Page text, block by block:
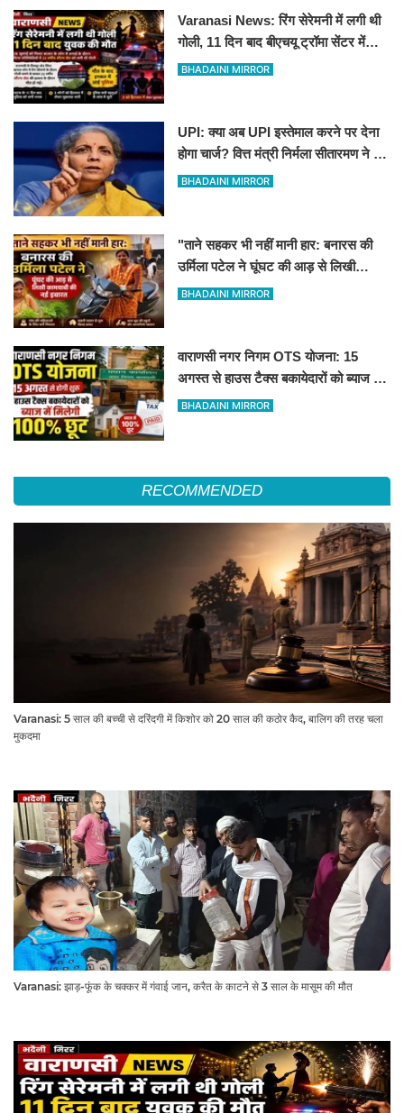
Varanasi News: रिंग सेरेमनी में लगी थी
गोली, 11 दिन बाद बीएचयू ट्रॉमा सेंटर में
युवक की मौत
BHADAINI MIRROR
UPI: क्या अब UPI इस्तेमाल करने पर देना
होगा चार्ज? वित्त मंत्री निर्मला सीतारमण ने दी
सफाई
BHADAINI MIRROR
"ताने सहकर भी नहीं मानी हार: बनारस की
उर्मिला पटेल ने घूंघट की आड़ से लिखी
कामयाबी की नई इबारत"
BHADAINI MIRROR
वाराणसी नगर निगम OTS योजना: 15
अगस्त से हाउस टैक्स बकायेदारों को ब्याज में
मिलेगी 100% छूट
BHADAINI MIRROR
RECOMMENDED
Varanasi: 5 साल की बच्ची से दरिंदगी में किशोर को 20 साल की कठोर कैद, बालिग की तरह चला
मुकदमा
Varanasi: झाड़-फूंक के चक्कर में गंवाई जान, करैत के काटने से 3 साल के मासूम की मौत